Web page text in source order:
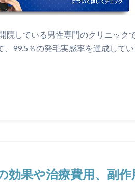
院している男性専門のクリニック
99.5％の発毛実感率を達成してい
効果や治療費用、副作